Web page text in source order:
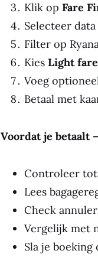
Klik op Fare
Selecteer
Filter op
Kies Light fare
Voeg
Betaal met
Voordat je betaalt
Controleer
Lees
Check
Vergelijk met
Sla je boeking